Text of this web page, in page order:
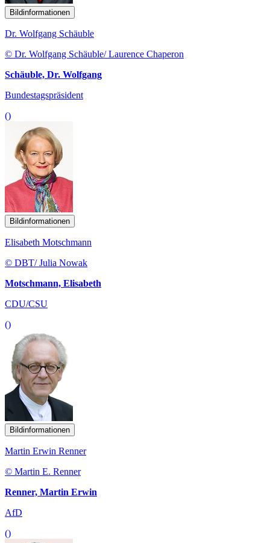
Bildinformationen
Dr. Wolfgang Schäuble
© Dr. Wolfgang Schäuble/ Laurence Chaperon
Schäuble, Dr. Wolfgang
Bundestagspräsident
()
Bildinformationen
Elisabeth Motschmann
© DBT/ Julia Nowak
Motschmann, Elisabeth
CDU/CSU
()
Bildinformationen
Martin Erwin Renner
© Martin E. Renner
Renner, Martin Erwin
AfD
()